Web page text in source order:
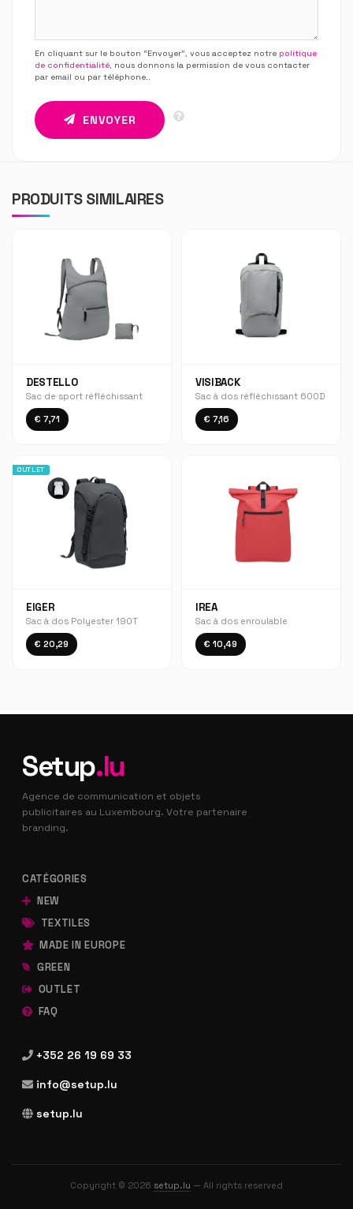
En cliquant sur le bouton “Envoyer”, vous acceptez notre politique
de confidentialité, nous donnons la permission de vous contacter
par email ou par téléphone..
ENVOYER
PRODUITS SIMILAIRES
DESTELLO
Sac de sport réfléchissant
€ 7,71
VISIBACK
Sac à dos réfléchissant 600D
€ 7,16
OUTLET
EIGER
Sac à dos Polyester 190T
€ 20,29
IREA
Sac à dos enroulable
€ 10,49
Setup.lu
Agence de communication et objets
publicitaires au Luxembourg. Votre partenaire
branding.
CATÉGORIES
NEW
TEXTILES
MADE IN EUROPE
GREEN
OUTLET
FAQ
+352 26 19 69 33
info@setup.lu
setup.lu
Copyright © 2026 setup.lu — All rights reserved